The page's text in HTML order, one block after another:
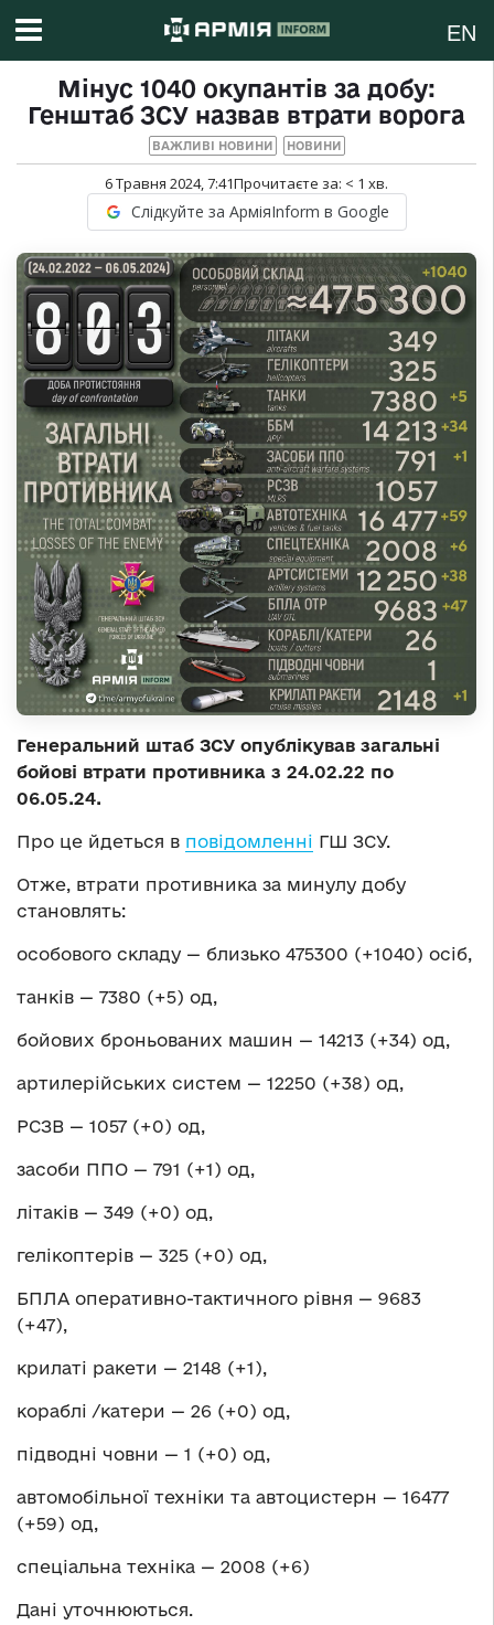
EN
Мінус 1040 окупантів за добу:
Генштаб ЗСУ назвав втрати ворога
ВАЖЛИВІ НОВИНИ НОВИНИ
6 Травня 2024, 7:41Прочитаєте за: < 1 хв.
Слідкуйте за АрміяInform в Google
Генеральний штаб ЗСУ опублікував загальні
бойові втрати противника з 24.02.22 по
06.05.24.
Про це йдеться в повідомленні ГШ ЗСУ.
Отже, втрати противника за минулу добу
становлять:
особового складу — близько 475300 (+1040) осіб,
танків — 7380 (+5) од,
бойових броньованих машин — 14213 (+34) од,
артилерійських систем — 12250 (+38) од,
РСЗВ — 1057 (+0) од,
засоби ППО — 791 (+1) од,
літаків — 349 (+0) од,
гелікоптерів — 325 (+0) од,
БПЛА оперативно-тактичного рівня — 9683
(+47),
крилаті ракети — 2148 (+1),
кораблі /катери — 26 (+0) од,
підводні човни — 1 (+0) од,
автомобільної техніки та автоцистерн — 16477
(+59) од,
спеціальна техніка — 2008 (+6)
Дані уточнюються.